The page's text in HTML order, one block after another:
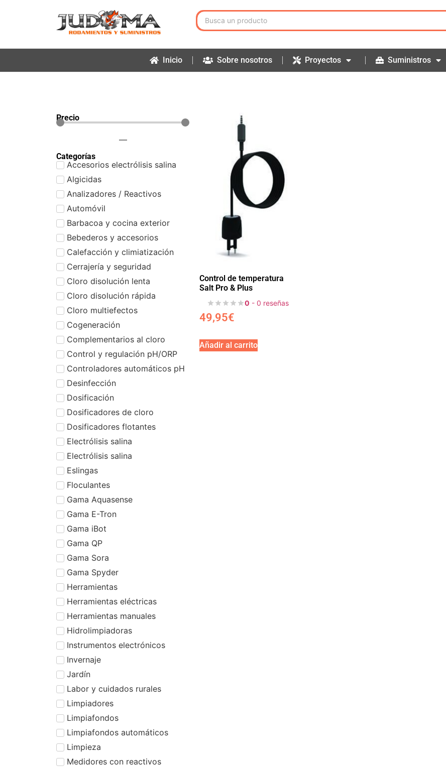
Inicio Sobre nosotros Proyectos Suministros
Precio
—
Categorías
Accesorios electrólisis salina
Algicidas
Analizadores / Reactivos
Automóvil
Barbacoa y cocina exterior
Bebederos y accesorios
Calefacción y climiatización
Cerrajería y seguridad
Cloro disolución lenta
Cloro disolución rápida
Cloro multiefectos
Cogeneración
Complementarios al cloro
Control y regulación pH/ORP
Controladores automáticos pH
Desinfección
Dosificación
Dosificadores de cloro
Dosificadores flotantes
Electrólisis salina
Electrólisis salina
Eslingas
Floculantes
Gama Aquasense
Gama E-Tron
Gama iBot
Gama QP
Gama Sora
Gama Spyder
Herramientas
Herramientas eléctricas
Herramientas manuales
Hidrolimpiadoras
Instrumentos electrónicos
Invernaje
Jardín
Labor y cuidados rurales
Limpiadores
Limpiafondos
Limpiafondos automáticos
Limpieza
Medidores con reactivos
Control de temperatura
Salt Pro & Plus
0 - 0 reseñas
49,95€
Añadir al carrito